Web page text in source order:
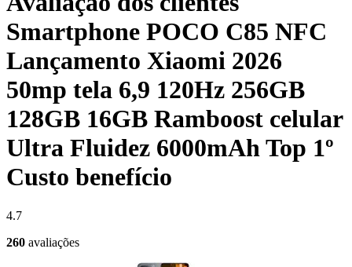
Smartphone POCO C85 NFC
Lançamento Xiaomi 2026
50mp tela 6,9 120Hz 256GB
128GB 16GB Ramboost celular
Ultra Fluidez 6000mAh Top 1º
Custo benefício
4.7
260 avaliações